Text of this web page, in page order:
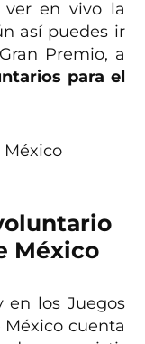
ver en vivo la
así puedes ir
Premio, a
para el
México
en los Juegos
cuenta